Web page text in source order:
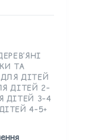
ТА
ДІТЕЙ
ДІТЕЙ 2–
ДІТЕЙ 3–4
4–5+